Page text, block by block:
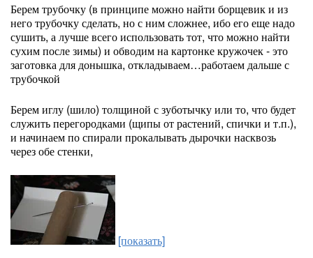
Берем трубочку (в принципе можно найти борщевик и из
него трубочку сделать, но с ним сложнее, ибо его еще надо
сушить, а лучше всего использовать тот, что можно найти
сухим после зимы) и обводим на картонке кружочек - это
заготовка для донышка, откладываем…работаем дальше с
трубочкой
Берем иглу (шило) толщиной с зуботычку или то, что будет
служить перегородками (щипы от растений, спички и т.п.),
и начинаем по спирали прокалывать дырочки насквозь
через обе стенки,
[показать]